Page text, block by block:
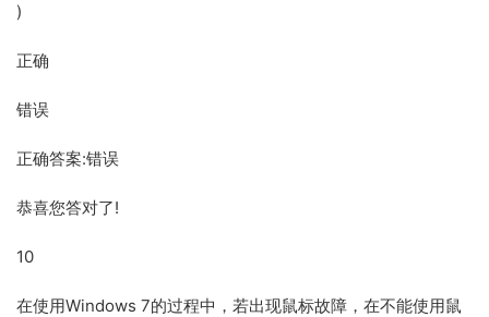
)
正确
错误
正确答案:错误
恭喜您答对了!
10
在使用Windows 7的过程中，若出现鼠标故障，在不能使用鼠